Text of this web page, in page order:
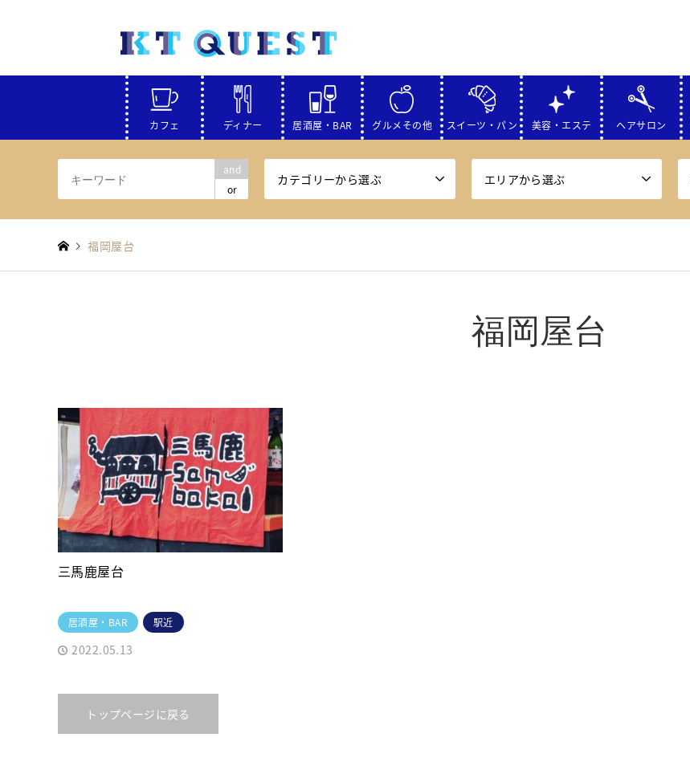
カフェ ディナー 居酒屋・BAR グルメその他 スイーツ・パン 美容・エステ ヘアサロン
and
or
カテゴリーから選ぶ エリアから選ぶ
福岡屋台
福岡屋台
三馬鹿屋台
居酒屋・BAR 駅近
2022.05.13
トップページに戻る